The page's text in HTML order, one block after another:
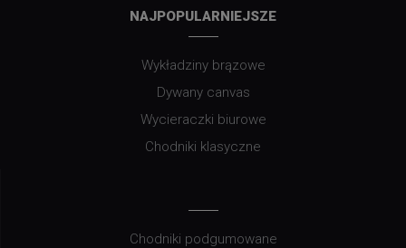
NAJPOPULARNIEJSZE
Wykładziny brązowe
Dywany canvas
Wycieraczki biurowe
Chodniki klasyczne
Chodniki podgumowane